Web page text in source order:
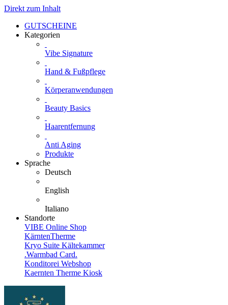
Direkt zum Inhalt
GUTSCHEINE
Kategorien
Vibe Signature
Hand & Fußpflege
Körperanwendungen
Beauty Basics
Haarentfernung
Anti Aging
Produkte
Sprache
Deutsch
English
Italiano
Standorte
VIBE Online Shop
KärntenTherme
Kryo Suite Kältekammer
.Warmbad Card.
Konditorei Webshop
Kaernten Therme Kiosk